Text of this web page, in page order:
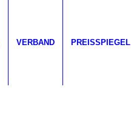
VERBAND PREISSPIEGEL